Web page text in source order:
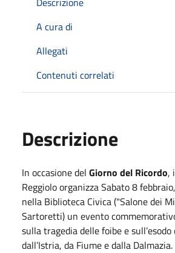
A cura di
Allegati
Contenuti correlati
Descrizione
In occasione del Giorno del Ricordo,
Reggiolo organizza Sabato 8
nella Biblioteca Civica ("Salone dei
Sartoretti) un evento
sulla tragedia delle foibe e
dall’Istria, da Fiume e dalla Dalmazia.